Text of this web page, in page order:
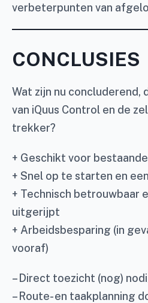
verbeterpunten van
CONCLUSIES
Wat zijn nu concluderend,
van iQuus Control en de
trekker?
+ Geschikt voor
+ Snel op te starten en
+ Technisch betrouwbaar
uitgerijpt
+ Arbeidsbesparing (in
vooraf)
– Direct toezicht (nog)
– Route- en taakplanning